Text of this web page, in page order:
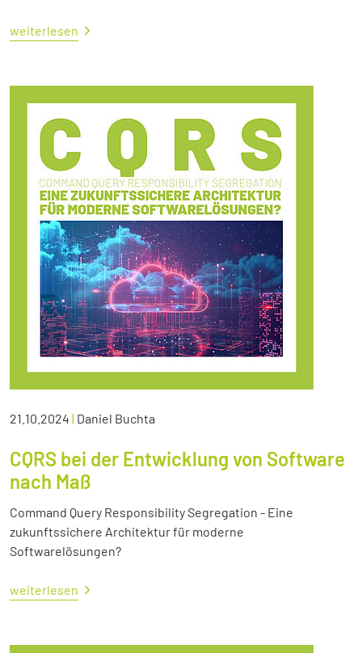
weiterlesen
21.10.2024 | Daniel Buchta
CQRS bei der Entwicklung von Software
nach Maß
Command Query Responsibility Segregation - Eine
zukunftssichere Architektur für moderne
Softwarelösungen?
weiterlesen